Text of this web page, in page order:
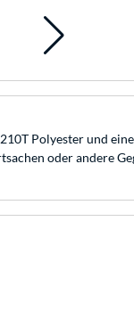
Polyester und
oder andere